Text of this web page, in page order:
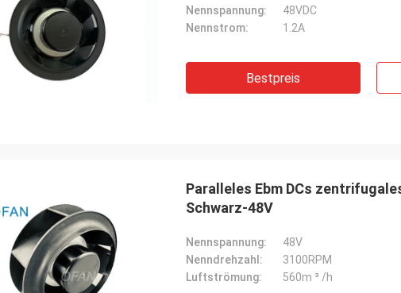
Nennspannung:
48VDC
Nennstrom:
1.2A
Bestpreis
Paralleles Ebm DCs
Schwarz-48V
Nennspannung:
48V
Nenndrehzahl:
3100RPM
Luftströmung:
560m ³ /h